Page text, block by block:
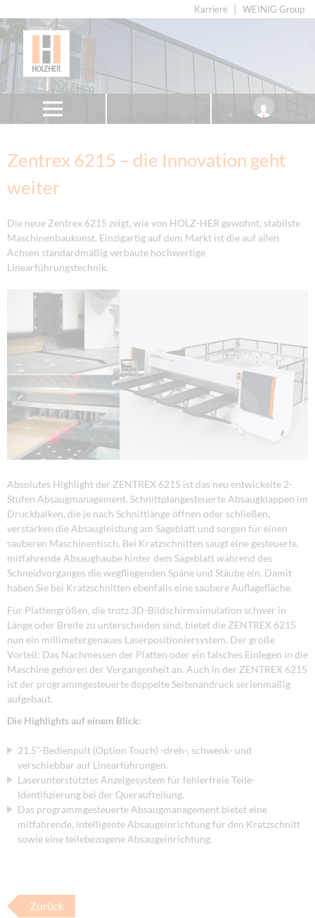
Karriere WEINIG Group
Zentrex 6215 – die Innovation geht
weiter
Die neue Zentrex 6215 zeigt, wie von HOLZ-HER gewohnt, stabilste
Maschinenbaukunst. Einzigartig auf dem Markt ist die auf allen
Achsen standardmäßig verbaute hochwertige
Linearführungstechnik.
Absolutes Highlight der ZENTREX 6215 ist das neu entwickelte 2-
Stufen Absaugmanagement. Schnittplangesteuerte Absaugklappen im
Druckbalken, die je nach Schnittlänge öffnen oder schließen,
verstärken die Absaugleistung am Sägeblatt und sorgen für einen
sauberen Maschinentisch. Bei Kratzschnitten saugt eine gesteuerte,
mitfahrende Absaughaube hinter dem Sägeblatt während des
Schneidvorganges die wegfliegenden Späne und Stäube ein. Damit
haben Sie bei Kratzschnitten ebenfalls eine saubere Auflagefläche.
Für Plattengrößen, die trotz 3D-Bildschirmsimulation schwer in
Länge oder Breite zu unterscheiden sind, bietet die ZENTREX 6215
nun ein millimetergenaues Laserpositioniersystem. Der große
Vorteil: Das Nachmessen der Platten oder ein falsches Einlegen in die
Maschine gehören der Vergangenheit an. Auch in der ZENTREX 6215
ist der programmgesteuerte doppelte Seitenandruck serienmäßig
aufgebaut.
Die Highlights auf einem Blick:
21,5“-Bedienpult (Option Touch) -dreh-, schwenk- und
verschiebbar auf Linearführungen.
Laserunterstütztes Anzeigesystem für fehlerfreie Teile-
Identifizierung bei der Queraufteilung.
Das programmgesteuerte Absaugmanagement bietet eine
mitfahrende, intelligente Absaugeinrichtung für den Kratzschnitt
sowie eine teilebezogene Absaugeinrichtung.
Zurück